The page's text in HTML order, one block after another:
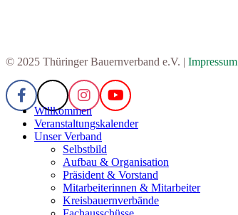
© 2025 Thüringer Bauernverband e.V. | Impressum
Willkommen
Veranstaltungskalender
Unser Verband
Selbstbild
Aufbau & Organisation
Präsident & Vorstand
Mitarbeiterinnen & Mitarbeiter
Kreisbauernverbände